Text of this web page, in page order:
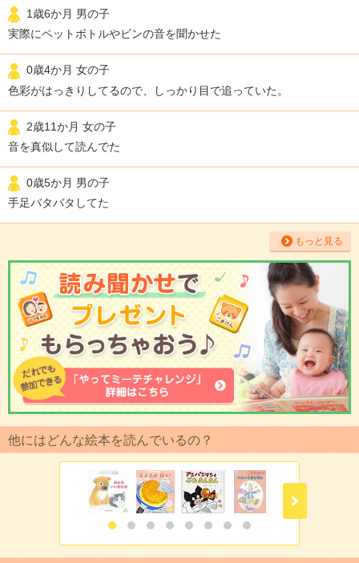
1歳6か月 男の子
実際にペットボトルやビンの音を聞かせた
0歳4か月 女の子
色彩がはっきりしてるので、しっかり目で追っていた。
2歳11か月 女の子
音を真似して読んでた
0歳5か月 男の子
手足バタバタしてた
もっと見る
他にはどんな絵本を読んでいるの？